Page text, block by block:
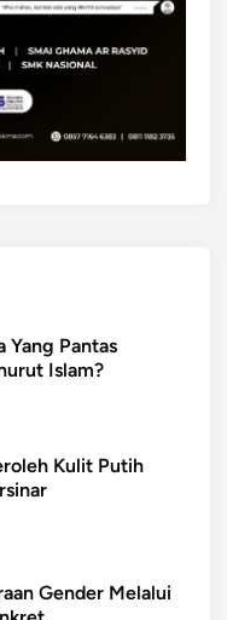
Yang Pantas
Islam?
Kulit Putih
Gender Melalui